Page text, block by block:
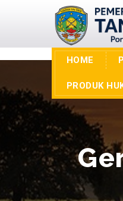
HOME
PRODUK